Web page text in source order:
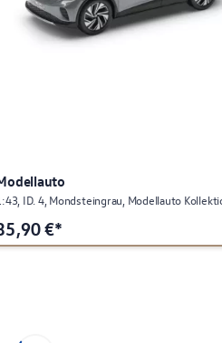
ID. 4, Mondsteingrau, Modellauto
€*